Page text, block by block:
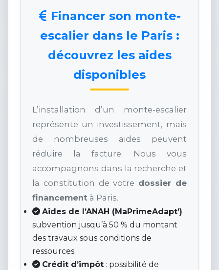
Financer son monte-
escalier dans le Paris :
découvrez les aides
disponibles
L’installation d’un monte-escalier
représente un investissement, mais
de nombreuses aides peuvent
réduire la facture. Nous vous
accompagnons dans la recherche et
la constitution de votre dossier de
financement à Paris.
Aides de l’ANAH (MaPrimeAdapt’) :
subvention jusqu’à 50 % du montant
des travaux sous conditions de
ressources.
Crédit d’impôt : possibilité de